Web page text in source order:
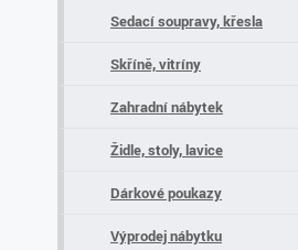
Sedací soupravy, křesla
Skříně, vitríny
Zahradní nábytek
Židle, stoly, lavice
Dárkové poukazy
Výprodej nábytku